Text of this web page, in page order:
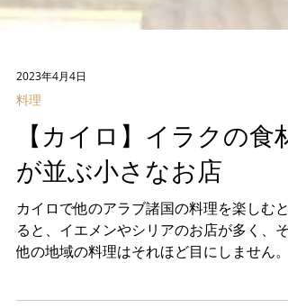
2023年4月4日
料理
【カイロ】イラクの食材